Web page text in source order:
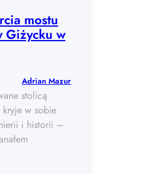
mostu
Giżycku w
Adrian Mazur
stolicą
w sobie
i historii –